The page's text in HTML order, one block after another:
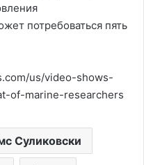
потребоваться пять
us/video-shows-
of-marine-researchers
Суликовски